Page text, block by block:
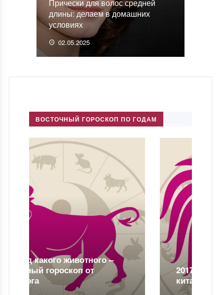
Прически для волос средней
длины: делаем в домашних
условиях
02.05.2025
ВОСТОЧНЫЙ ГОРОСКОП ПО ГОДАМ
2017 год какого животного по
китайскому гороскопу?